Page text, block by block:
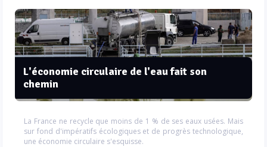
L'économie circulaire de l'eau fait son
chemin
La France ne recycle que moins de 1 % de ses eaux usées. Mais
sur fond d'impératifs écologiques et de progrès technologique,
une économie circulaire s'esquisse.